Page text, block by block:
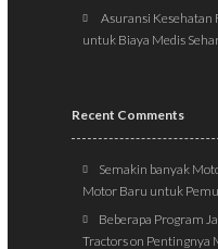
Asuransi Kesehatan
untuk Biaya Medis
Recent Comments
Semakin banyak
Motor Baru untuk
Beberapa Program
Tractorson Pentingnya